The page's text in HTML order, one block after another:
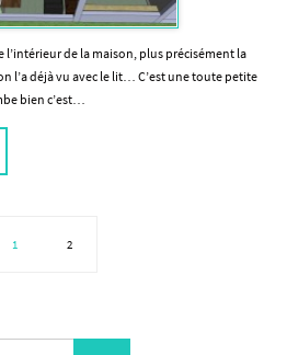
l’intérieur de la maison, plus précisément la
l’a déjà vu avec le lit… C’est une toute petite
bien c’est…
1 2